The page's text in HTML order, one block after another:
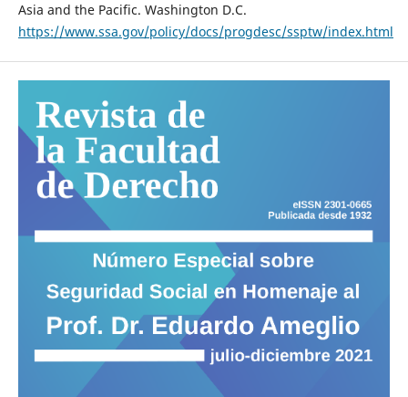
Asia and the Pacific. Washington D.C.
https://www.ssa.gov/policy/docs/progdesc/ssptw/index.html